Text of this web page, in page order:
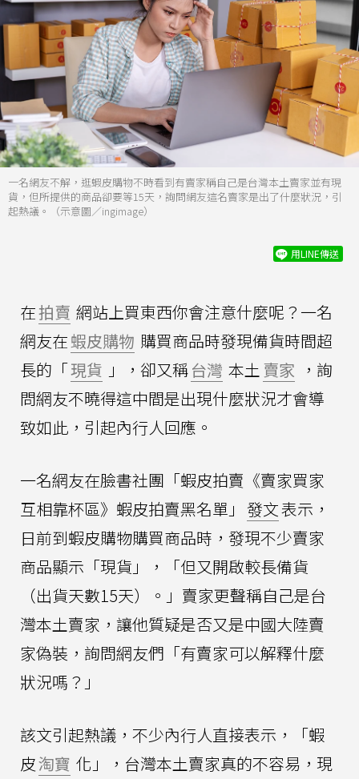
一名網友不解，逛蝦皮購物不時看到有賣家稱自己是台灣本土賣家並有現
貨，但所提供的商品卻要等15天，詢問網友這名賣家是出了什麼狀況，引
起熱議。（示意圖／ingimage）
用LINE傳送
在拍賣 網站上買東西你會注意什麼呢？一名
網友在蝦皮購物 購買商品時發現備貨時間超
長的「現貨 」，卻又稱台灣 本土 賣家 ，詢
問網友不曉得這中間是出現什麼狀況才會導
致如此，引起內行人回應。
一名網友在臉書社團「蝦皮拍賣《賣家買家
互相靠杯區》蝦皮拍賣黑名單」 發文表示，
日前到蝦皮購物購買商品時，發現不少賣家
商品顯示「現貨」，「但又開啟較長備貨
（出貨天數15天）。」賣家更聲稱自己是台
灣本土賣家，讓他質疑是否又是中國大陸賣
家偽裝，詢問網友們「有賣家可以解釋什麼
狀況嗎？」
該文引起熱議，不少內行人直接表示，「蝦
皮淘寶 化」，台灣本土賣家真的不容易，現